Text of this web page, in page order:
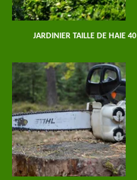
JARDINIER TAILLE DE HAIE 40